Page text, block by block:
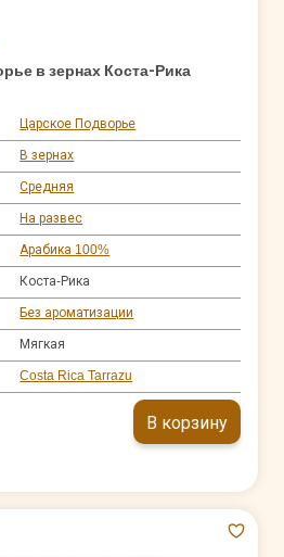
в зернах Коста-Рика
Царское Подворье
В зернах
Средняя
На развес
Арабика 100%
Коста-Рика
Без ароматизации
Мягкая
Costa Rica Tarrazu
В корзину